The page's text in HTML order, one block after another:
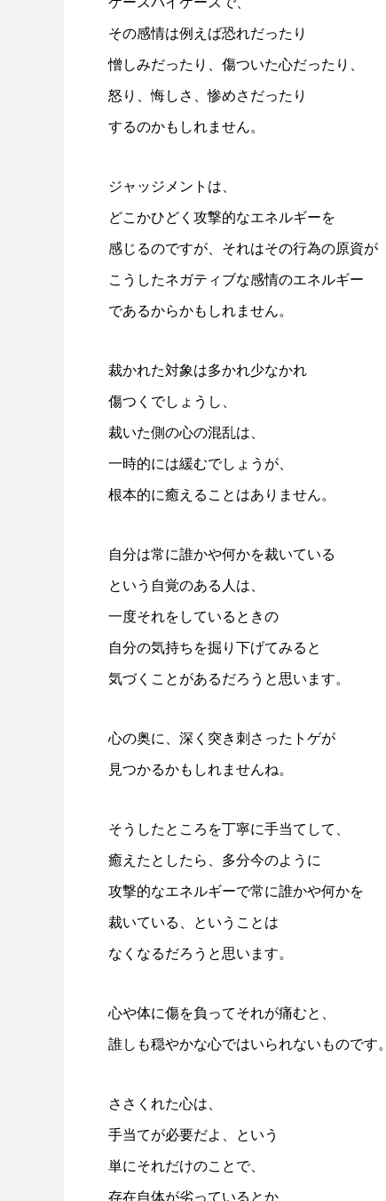
その感情は例えば恐れだったり
憎しみだったり、傷ついた心だったり、
怒り、悔しさ、惨めさだったり
するのかもしれません。
ジャッジメントは、
どこかひどく攻撃的なエネルギーを
感じるのですが、それはその行為の原資が
こうしたネガティブな感情のエネルギー
であるからかもしれません。
裁かれた対象は多かれ少なかれ
傷つくでしょうし、
裁いた側の心の混乱は、
一時的には緩むでしょうが、
根本的に癒えることはありません。
自分は常に誰かや何かを裁いている
という自覚のある人は、
一度それをしているときの
自分の気持ちを掘り下げてみると
気づくことがあるだろうと思います。
心の奥に、深く突き刺さったトゲが
見つかるかもしれませんね。
そうしたところを丁寧に手当てして、
癒えたとしたら、多分今のように
攻撃的なエネルギーで常に誰かや何かを
裁いている、ということは
なくなるだろうと思います。
心や体に傷を負ってそれが痛むと、
誰しも穏やかな心ではいられないものです。
ささくれた心は、
手当てが必要だよ、という
単にそれだけのことで、
存在自体が劣っているとか、